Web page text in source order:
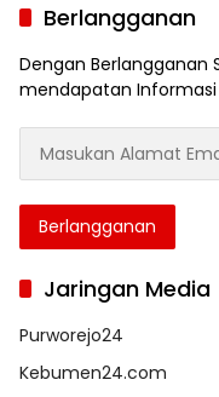
Berlangganan
Dengan Berlangganan
mendapatan Informasi
Alamat
AndaBerlangganan
Jaringan Media
Purworejo24
Kebumen24.com